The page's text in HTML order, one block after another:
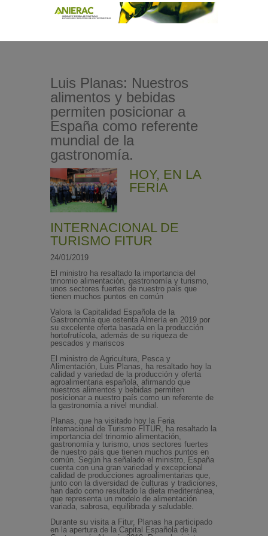
Luis Planas: Nuestros
alimentos y bebidas
permiten posicionar a
España como referente
mundial de la
gastronomía.
HOY, EN LA
FERIA
INTERNACIONAL DE
TURISMO FITUR
24/01/2019
El ministro ha resaltado la importancia del
trinomio alimentación, gastronomía y turismo,
unos sectores fuertes de nuestro país que
tienen muchos puntos en común
Valora la Capitalidad Española de la
Gastronomía que ostenta Almería en 2019 por
su excelente oferta basada en la producción
hortofrutícola, además de su riqueza de
pescados y mariscos
El ministro de Agricultura, Pesca y
Alimentación, Luis Planas, ha resaltado hoy la
calidad y variedad de la producción y oferta
agroalimentaria española, afirmando que
nuestros alimentos y bebidas permiten
posicionar a nuestro país como un referente de
la gastronomía a nivel mundial.
Planas, que ha visitado hoy la Feria
Internacional de Turismo FITUR, ha resaltado la
importancia del trinomio alimentación,
gastronomía y turismo, unos sectores fuertes
de nuestro país que tienen muchos puntos en
común. Según ha señalado el ministro, España
cuenta con una gran variedad y excepcional
calidad de producciones agroalimentarias que,
junto con la diversidad de culturas y tradiciones,
han dado como resultado la dieta mediterránea,
que representa un modelo de alimentación
variada, sabrosa, equilibrada y saludable.
Durante su visita a Fitur, Planas ha participado
en la apertura de la Capital Española de la